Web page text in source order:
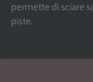
permette di sciare
piste.